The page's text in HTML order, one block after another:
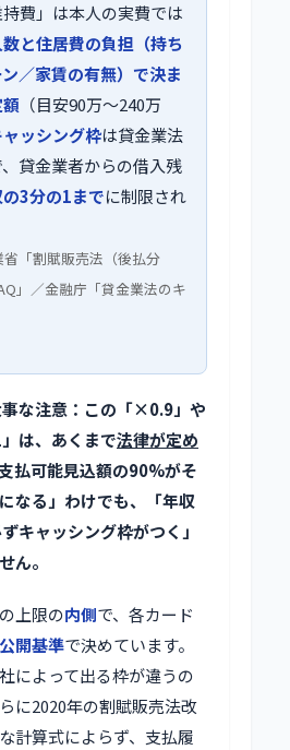
費」は本人の実費では
と住居費の負担（持ち
／家賃の有無）で決ま
（目安90万〜240万
ャッシング枠は貸金業法
、貸金業者からの借入残
3分の1までに制限され
「割賦販売法（後払分
」／金融庁「貸金業法のキ
な注意：この「×0.9」や
は、あくまで法律が定め
払可能見込額の90%がそ
なる」わけでも、「年収
キャッシング枠がつく」
ん。
上限の内側で、各カード
開基準で決めています。
によって出る枠が違うの
に2020年の割賦販売法改
計算式によらず、支払履